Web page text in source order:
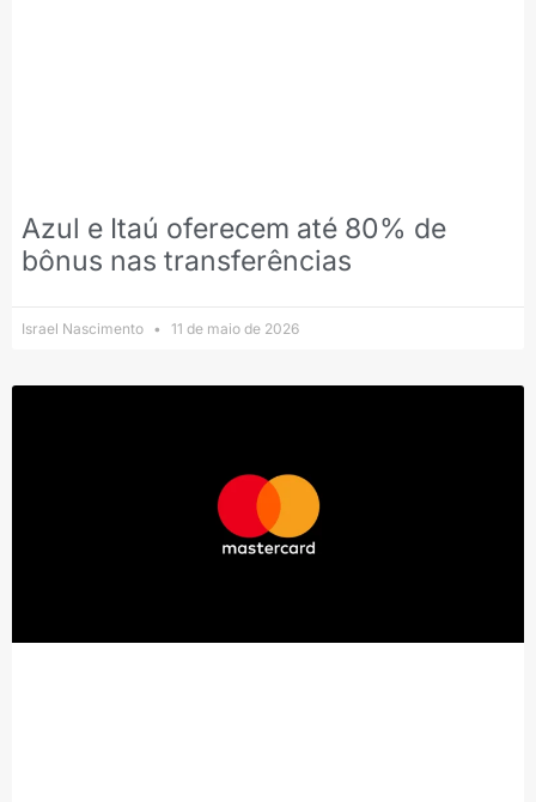
Azul e Itaú oferecem até 80% de
bônus nas transferências
Israel Nascimento 11 de maio de 2026